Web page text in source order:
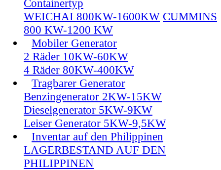
Containertyp
WEICHAI 800KW-1600KW CUMMINS
800 KW-1200 KW
Mobiler Generator
2 Räder 10KW-60KW
4 Räder 80KW-400KW
Tragbarer Generator
Benzingenerator 2KW-15KW
Dieselgenerator 5KW-9KW
Leiser Generator 5KW-9,5KW
Inventar auf den Philippinen
LAGERBESTAND AUF DEN
PHILIPPINEN